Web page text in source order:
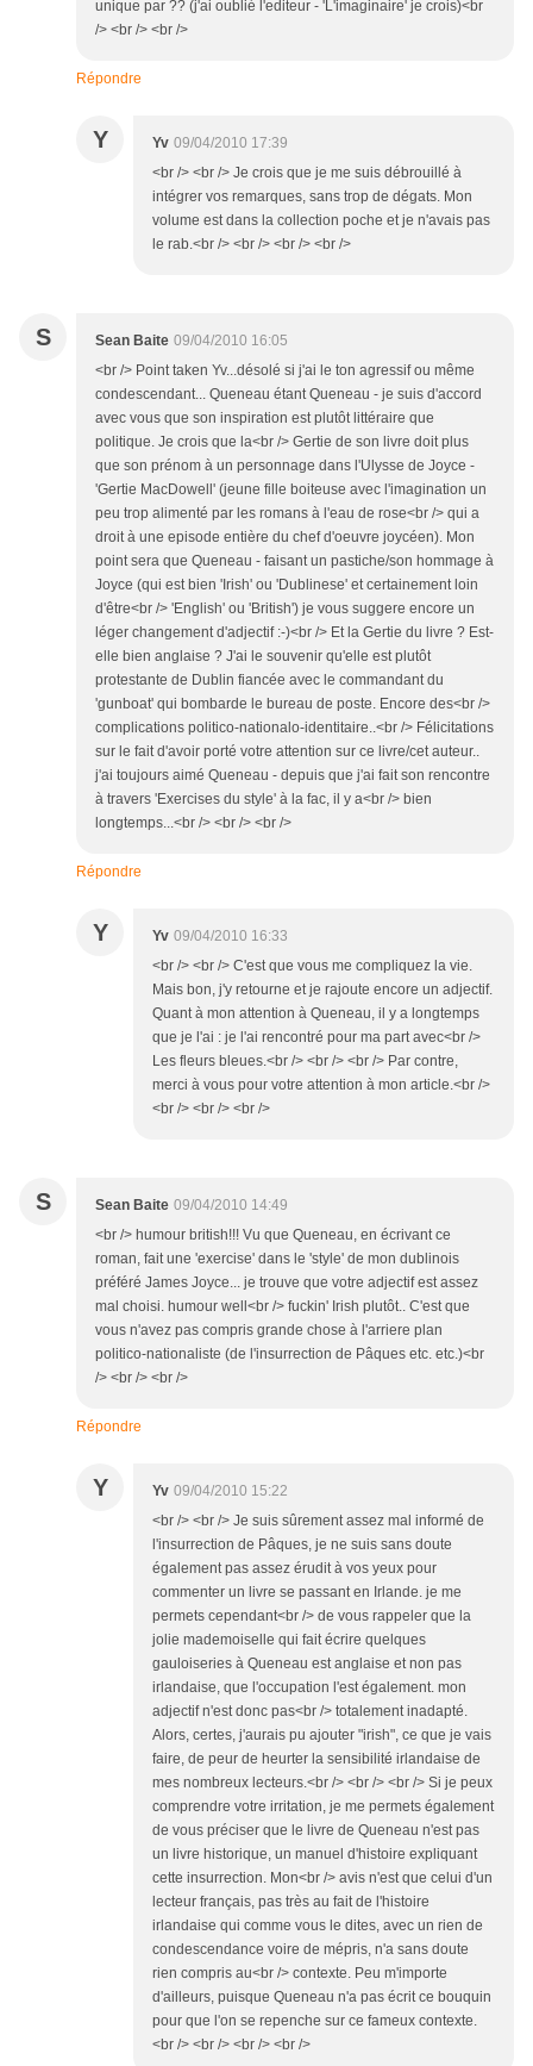
unique par ?? (j'ai oublié l'editeur - 'L'imaginaire' je crois)<br
/> <br /> <br />
Répondre
Y Yv 09/04/2010 17:39
<br /> <br /> Je crois que je me suis débrouillé à
intégrer vos remarques, sans trop de dégats. Mon
volume est dans la collection poche et je n'avais pas
le rab.<br /> <br /> <br /> <br />
S Sean Baite 09/04/2010 16:05
<br /> Point taken Yv...désolé si j'ai le ton agressif ou même
condescendant... Queneau étant Queneau - je suis d'accord
avec vous que son inspiration est plutôt littéraire que
politique. Je crois que la<br /> Gertie de son livre doit plus
que son prénom à un personnage dans l'Ulysse de Joyce -
'Gertie MacDowell' (jeune fille boiteuse avec l'imagination un
peu trop alimenté par les romans à l'eau de rose<br /> qui a
droit à une episode entière du chef d'oeuvre joycéen). Mon
point sera que Queneau - faisant un pastiche/son hommage à
Joyce (qui est bien 'Irish' ou 'Dublinese' et certainement loin
d'être<br /> 'English' ou 'British') je vous suggere encore un
léger changement d'adjectif :-)<br /> Et la Gertie du livre ? Est-
elle bien anglaise ? J'ai le souvenir qu'elle est plutôt
protestante de Dublin fiancée avec le commandant du
'gunboat' qui bombarde le bureau de poste. Encore des<br />
complications politico-nationalo-identitaire..<br /> Félicitations
sur le fait d'avoir porté votre attention sur ce livre/cet auteur..
j'ai toujours aimé Queneau - depuis que j'ai fait son rencontre
à travers 'Exercises du style' à la fac, il y a<br /> bien
longtemps...<br /> <br /> <br />
Répondre
Y Yv 09/04/2010 16:33
<br /> <br /> C'est que vous me compliquez la vie.
Mais bon, j'y retourne et je rajoute encore un adjectif.
Quant à mon attention à Queneau, il y a longtemps
que je l'ai : je l'ai rencontré pour ma part avec<br />
Les fleurs bleues.<br /> <br /> <br /> Par contre,
merci à vous pour votre attention à mon article.<br />
<br /> <br /> <br />
S Sean Baite 09/04/2010 14:49
<br /> humour british!!! Vu que Queneau, en écrivant ce
roman, fait une 'exercise' dans le 'style' de mon dublinois
préféré James Joyce... je trouve que votre adjectif est assez
mal choisi. humour well<br /> fuckin' Irish plutôt.. C'est que
vous n'avez pas compris grande chose à l'arriere plan
politico-nationaliste (de l'insurrection de Pâques etc. etc.)<br
/> <br /> <br />
Répondre
Y Yv 09/04/2010 15:22
<br /> <br /> Je suis sûrement assez mal informé de
l'insurrection de Pâques, je ne suis sans doute
également pas assez érudit à vos yeux pour
commenter un livre se passant en Irlande. je me
permets cependant<br /> de vous rappeler que la
jolie mademoiselle qui fait écrire quelques
gauloiseries à Queneau est anglaise et non pas
irlandaise, que l'occupation l'est également. mon
adjectif n'est donc pas<br /> totalement inadapté.
Alors, certes, j'aurais pu ajouter "irish", ce que je vais
faire, de peur de heurter la sensibilité irlandaise de
mes nombreux lecteurs.<br /> <br /> <br /> Si je peux
comprendre votre irritation, je me permets également
de vous préciser que le livre de Queneau n'est pas
un livre historique, un manuel d'histoire expliquant
cette insurrection. Mon<br /> avis n'est que celui d'un
lecteur français, pas très au fait de l'histoire
irlandaise qui comme vous le dites, avec un rien de
condescendance voire de mépris, n'a sans doute
rien compris au<br /> contexte. Peu m'importe
d'ailleurs, puisque Queneau n'a pas écrit ce bouquin
pour que l'on se repenche sur ce fameux contexte.
<br /> <br /> <br /> <br />